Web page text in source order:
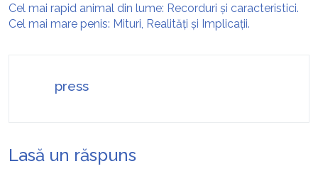
Cel mai rapid animal din lume: Recorduri și caracteristici.
Cel mai mare penis: Mituri, Realități și Implicații.
press
Lasă un răspuns